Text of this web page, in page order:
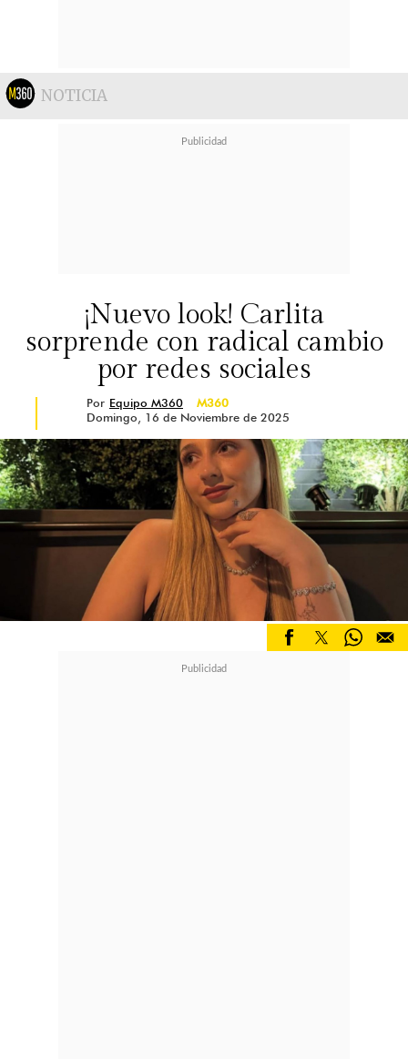
NOTICIA
¡Nuevo look! Carlita
sorprende con radical cambio
por redes sociales
Por Equipo M360
M360
Domingo, 16 de Noviembre de 2025